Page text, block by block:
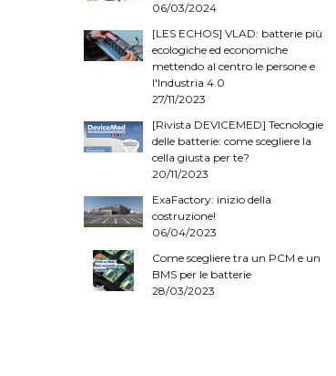
06/03/2024
[LES ECHOS] VLAD: batterie più
ecologiche ed economiche
mettendo al centro le persone e
l'Industria 4.0
27/11/2023
[Rivista DEVICEMED] Tecnologie
delle batterie: come scegliere la
cella giusta per te?
20/11/2023
ExaFactory: inizio della
costruzione!
06/04/2023
Come scegliere tra un PCM e un
BMS per le batterie
28/03/2023